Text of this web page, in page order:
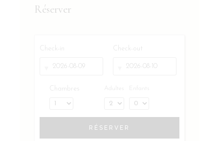
Réserver
Check-in Check-out
Chambres Adultes Enfants
RÉSERVER